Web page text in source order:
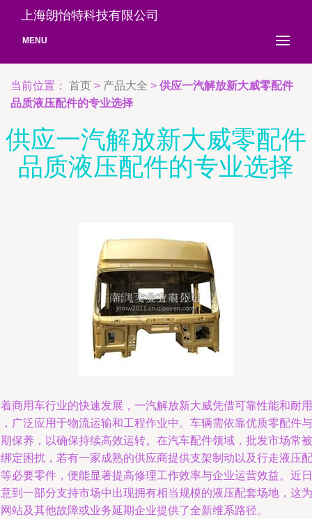
上海朗怡特科技有限公司
MENU
当前位置： 首页 > 产品大全 > 供应一汽解放新大威零配件
品质液压配件的专业选择
供应一汽解放新大威零配件
品质液压配件的专业选择
商用车行业的快速发展，一汽解放新大威凭借可靠性能和耐用
广泛应用于物流运输和工程作业中。车辆需依靠优质零配件与
保养，以确保持续高效运转。在汽车配件领域，批发市场常被
定困扰，若有一家成熟的供应商提供支架制动以及行走液压配
必要零件，便能显著提高修理工作效率与企业运营效益。近日
到一部分支持市场中出现拥有相当规模的液压配套场地，这为
站及其他故障或业务延期企业提供了全新维系路径。